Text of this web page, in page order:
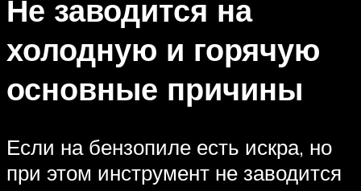
Не заводится на
холодную и горячую
основные причины
Если на бензопиле есть искра, но
при этом инструмент не заводится